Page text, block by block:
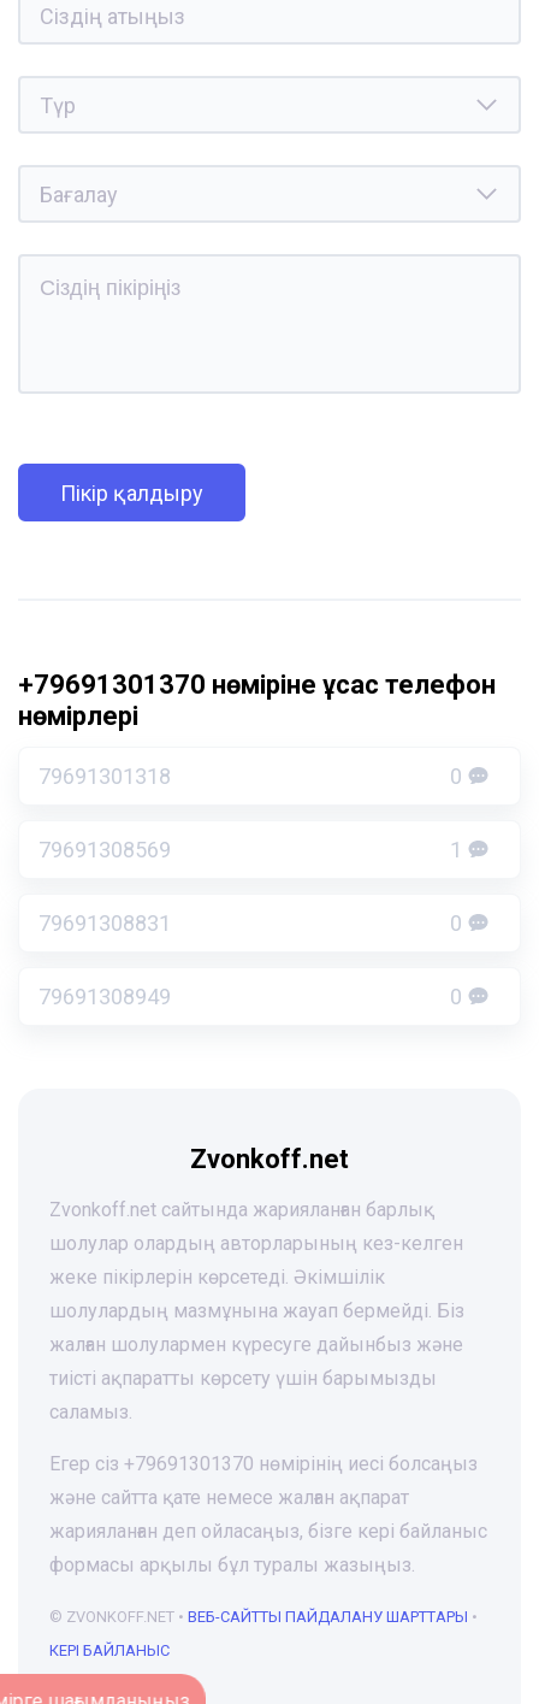
Пікір қалдыру
+79691301370 нөміріне ұқсас телефон
нөмірлері
79691301318 0
79691308569 1
79691308831 0
79691308949 0
Zvonkoff.net
Zvonkoff.net сайтында жарияланған барлық
шолулар олардың авторларының кез-келген
жеке пікірлерін көрсетеді. Әкімшілік
шолулардың мазмұнына жауап бермейді. Біз
жалған шолулармен күресуге дайынбыз және
тиісті ақпаратты көрсету үшін барымызды
саламыз.
Егер сіз +79691301370 нөмірінің иесі болсаңыз
және сайтта қате немесе жалған ақпарат
жарияланған деп ойласаңыз, бізге кері байланыс
формасы арқылы бұл туралы жазыңыз.
© ZVONKOFF.NET • ВЕБ-CАЙТТЫ ПАЙДАЛАНУ ШАРТТАРЫ •
КЕРІ БАЙЛАНЫС